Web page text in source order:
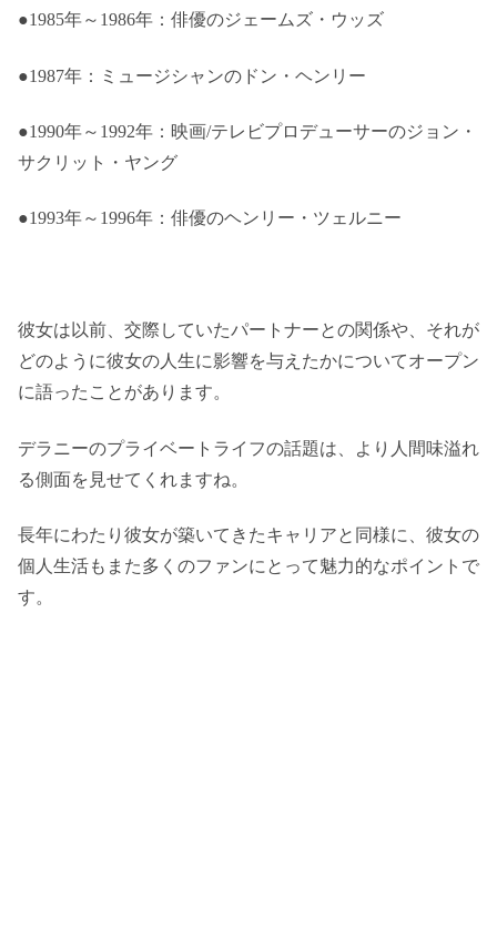
●1985年～1986年：俳優のジェームズ・ウッズ
●1987年：ミュージシャンのドン・ヘンリー
●1990年～1992年：映画/テレビプロデューサーのジョン・
サクリット・ヤング
●1993年～1996年：俳優のヘンリー・ツェルニー
彼女は以前、交際していたパートナーとの関係や、それが
どのように彼女の人生に影響を与えたかについてオープン
に語ったことがあります。
デラニーのプライベートライフの話題は、より人間味溢れ
る側面を見せてくれますね。
長年にわたり彼女が築いてきたキャリアと同様に、彼女の
個人生活もまた多くのファンにとって魅力的なポイントで
す。